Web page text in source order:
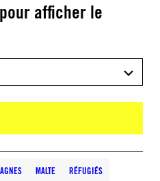
afficher le
MALTE RÉFUGIÉS